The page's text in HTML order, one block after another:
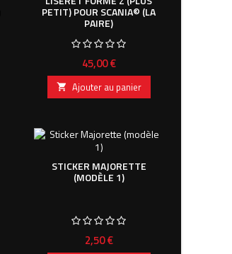
PETIT) POUR SCANIA© (LA
PAIRE)
Prix
45,00 €
 Ajouter au panier
STICKER MAJORETTE
(MODÈLE 1)
Prix
2,50 €